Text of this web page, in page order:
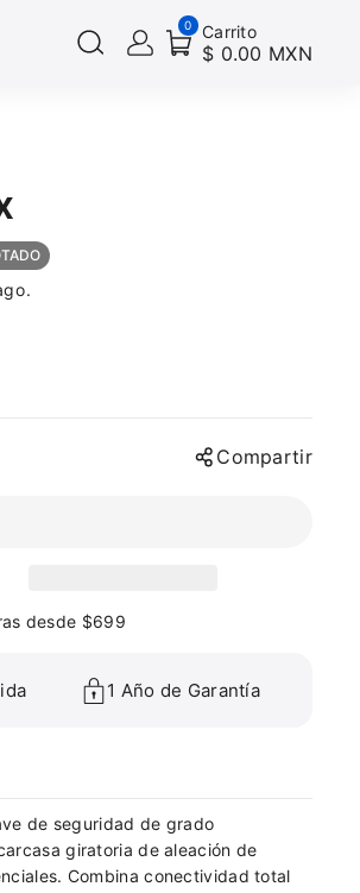
0 Carrito
$ 0.00 MXN
Compartir
desde $699
1 Año de Garantía
de seguridad de grado
giratoria de aleación de
Combina conectividad total